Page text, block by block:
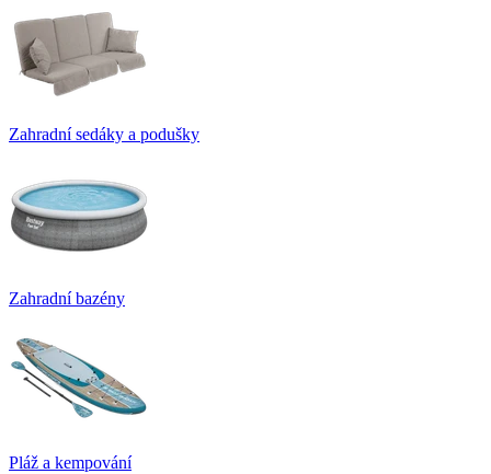
Zahradní sedáky a podušky
Zahradní bazény
Pláž a kempování